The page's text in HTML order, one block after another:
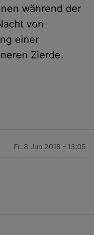
während der
von
einer
Zierde.
Fr. 8 Jun 2018 - 13:05